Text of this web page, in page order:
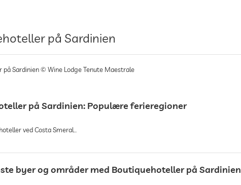
på Sardinien
på Sardinien © Wine Lodge Tenute Maestrale
på Sardinien: Populære ferieregioner
ved Costa Smeralda
byer og områder med Boutiquehoteller på Sardinien